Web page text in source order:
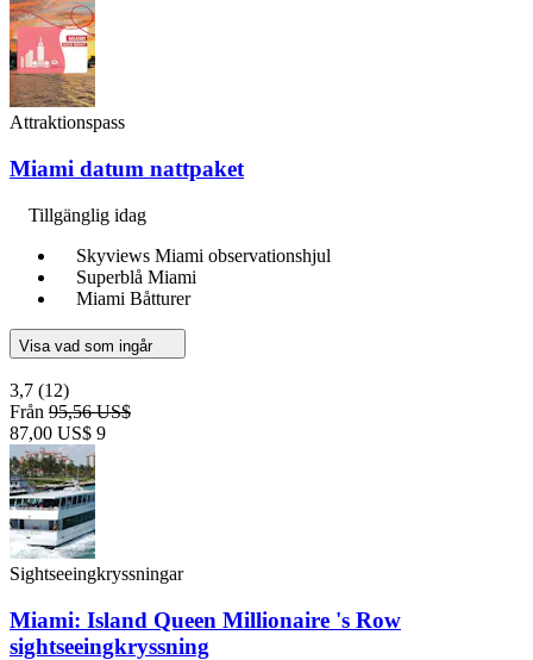
Attraktionspass
Miami datum nattpaket
Tillgänglig idag
Skyviews Miami observationshjul
Superblå Miami
Miami Båtturer
Visa vad som ingår
3,7 (12)
Från 95,56 US$
87,00 US$ 9
Sightseeingkryssningar
Miami: Island Queen Millionaire 's Row
sightseeingkryssning